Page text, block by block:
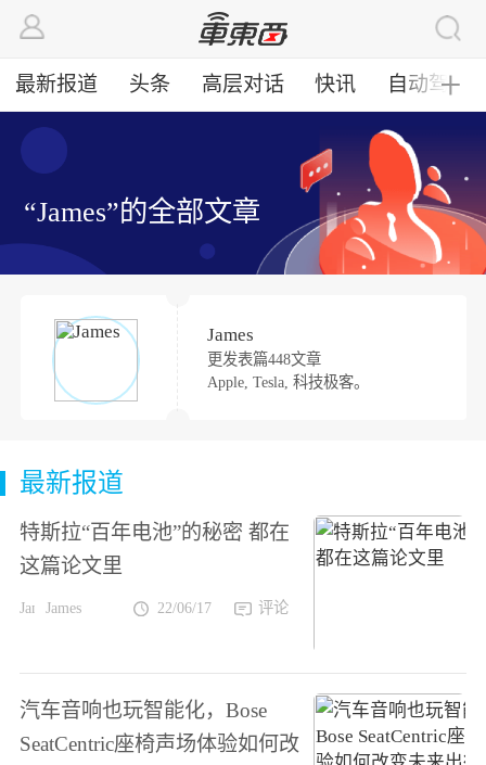
最新报道 头条 高层对话 快讯 自动驾驶
╋
“James”的全部文章
James
更发表篇448文章
Apple, Tesla, 科技极客。
最新报道
特斯拉“百年电池”的秘密 都在
这篇论文里
James 22/06/17 评论
汽车音响也玩智能化，Bose
SeatCentric座椅声场体验如何改